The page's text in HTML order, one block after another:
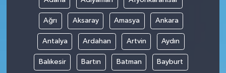
Ağrı Aksaray Amasya Ankara
Antalya Ardahan Artvin Aydın
Balıkesir Bartın Batman Bayburt